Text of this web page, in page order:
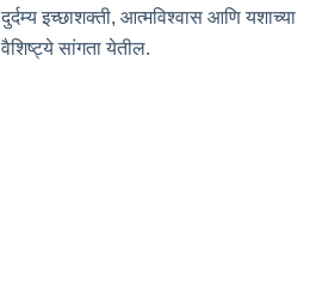
इच्छाशक्ती, आत्मविश्वास आणि यशाच्या
सांगता येतील.